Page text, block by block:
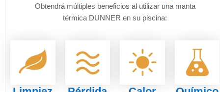
Obtendrá múltiples beneficios al utilizar una manta
térmica DUNNER en su piscina: